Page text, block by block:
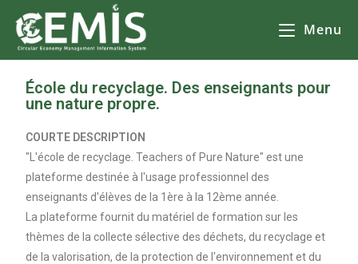
Menu
École du recyclage. Des enseignants pour
une nature propre.
COURTE DESCRIPTION
"L'école de recyclage. Teachers of Pure Nature" est une
plateforme destinée à l'usage professionnel des
enseignants d'élèves de la 1ère à la 12ème année.
La plateforme fournit du matériel de formation sur les
thèmes de la collecte sélective des déchets, du recyclage et
de la valorisation, de la protection de l'environnement et du